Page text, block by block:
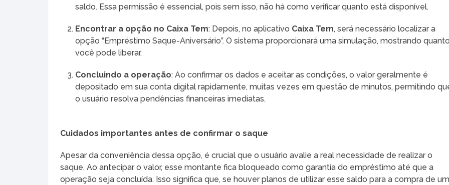
saldo. Essa permissão é essencial, pois sem isso, não há como verificar quanto está disponível.
Encontrar a opção no Caixa Tem: Depois, no aplicativo Caixa Tem, será necessário localizar a
opção “Empréstimo Saque-Aniversário”. O sistema proporcionará uma simulação, mostrando
você pode liberar.
Concluindo a operação: Ao confirmar os dados e aceitar as condições, o valor geralmente é
depositado em sua conta digital rapidamente, muitas vezes em questão de minutos, permitindo
o usuário resolva pendências financeiras imediatas.
Cuidados importantes antes de confirmar o saque
Apesar da conveniência dessa opção, é crucial que o usuário avalie a real necessidade de realizar o
saque. Ao antecipar o valor, esse montante fica bloqueado como garantia do empréstimo até que a
operação seja concluída. Isso significa que, se houver planos de utilizar esse saldo para a compra de